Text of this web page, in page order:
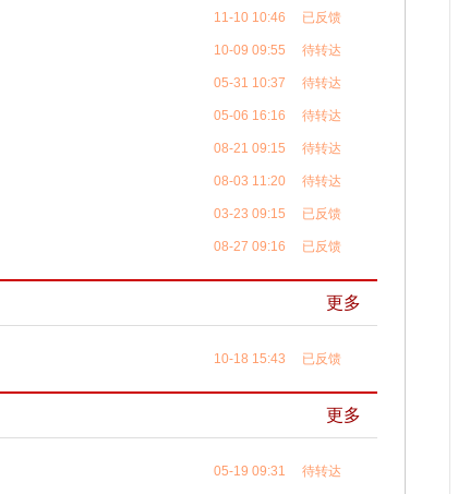
11-10 10:46 已反馈
10-09 09:55 待转达
05-31 10:37 待转达
05-06 16:16 待转达
08-21 09:15 待转达
08-03 11:20 待转达
03-23 09:15 已反馈
08-27 09:16 已反馈
更多
10-18 15:43 已反馈
更多
05-19 09:31 待转达